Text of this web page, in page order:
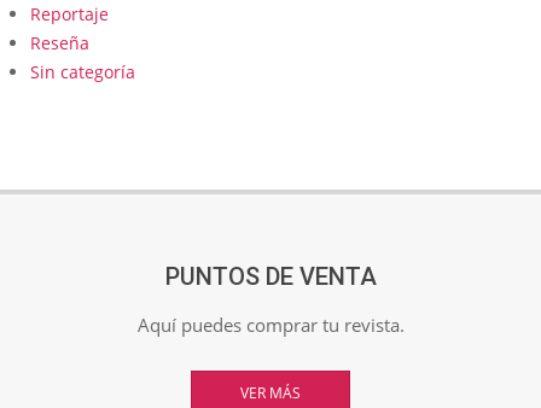
Reportaje
Reseña
Sin categoría
PUNTOS DE VENTA
Aquí puedes comprar tu revista.
VER MÁS